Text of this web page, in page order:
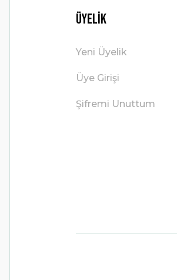
Üyelik
Yeni Üyelik
Üye Girişi
Şifremi Unuttum